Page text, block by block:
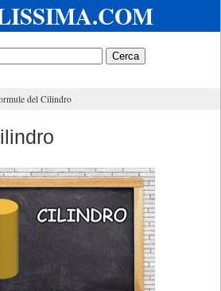
del Cilindro